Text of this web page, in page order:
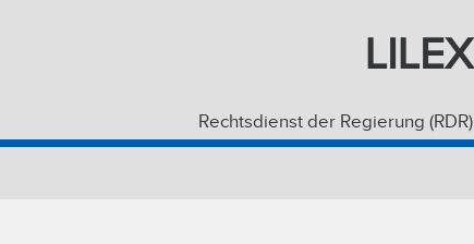
LILEX
Rechtsdienst der Regierung (RDR)